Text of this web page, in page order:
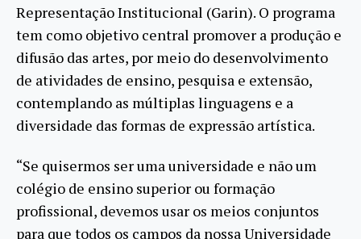
Representação Institucional (Garin). O programa
tem como objetivo central promover a produção e
difusão das artes, por meio do desenvolvimento
de atividades de ensino, pesquisa e extensão,
contemplando as múltiplas linguagens e a
diversidade das formas de expressão artística.
“Se quisermos ser uma universidade e não um
colégio de ensino superior ou formação
profissional, devemos usar os meios conjuntos
para que todos os campos da nossa Universidade